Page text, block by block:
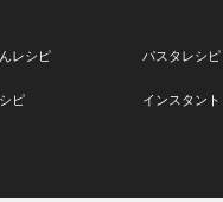
レシピ パスタレシピ
ピ インスタント